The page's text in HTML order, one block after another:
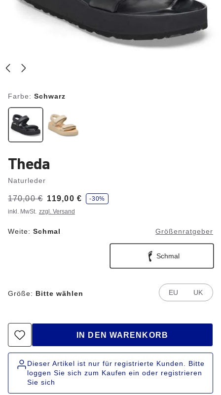
Farbe: Schwarz
Theda
Naturleder
Vorher:
170,00 €
Jetzt 119,00 €
S
p
a
r
-30%
inkl. MwSt. zzgl. Versand
Weite: Schmal Größenratgeber
Schmal
Größe: Bitte wählen EU UK
IN DEN WARENKORB
Dieser Artikel ist nur für registrierte Kunden. Bitte
loggen Sie sich zum Kaufen ein oder registrieren
Sie sich